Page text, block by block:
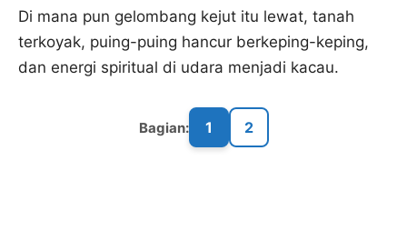
Di mana pun gelombang kejut itu lewat, tanah
terkoyak, puing-puing hancur berkeping-keping,
dan energi spiritual di udara menjadi kacau.
Bagian: 1 2